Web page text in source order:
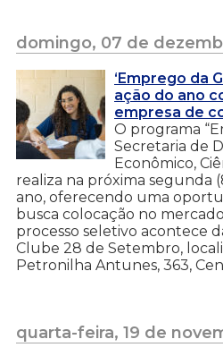
domingo, 07 de
‘Emprego da
ação do ano
empresa de
O programa
Secretaria de
Econômico,
realiza na próxima segunda
ano, oferecendo uma
busca colocação no
processo seletivo acontece
Clube 28 de Setembro,
Petronilha Antunes, 363,
quarta-feira, 19 de